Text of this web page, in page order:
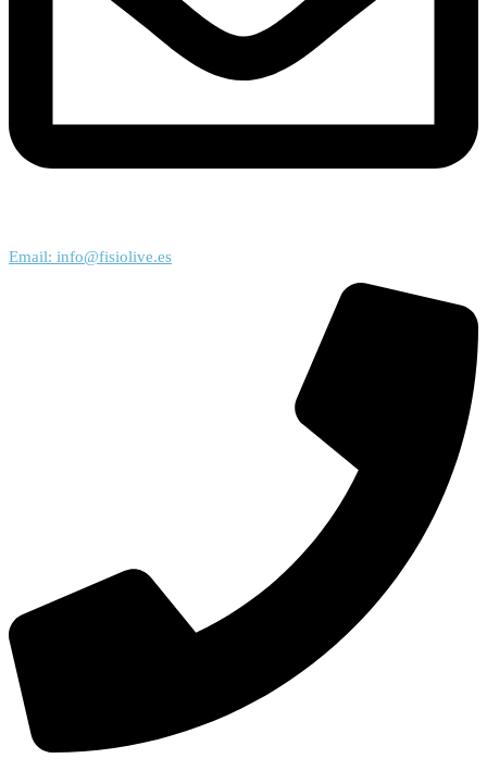
Email: info@fisiolive.es